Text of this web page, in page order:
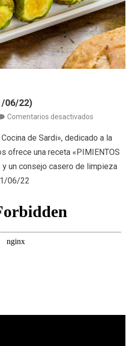
06/22)
Comentarios desactivadosen
cocina
de
Sardi
de Sardi», dedicado a la
ofrece una receta «PIMIENTOS
y un consejo casero de limpieza
06/22